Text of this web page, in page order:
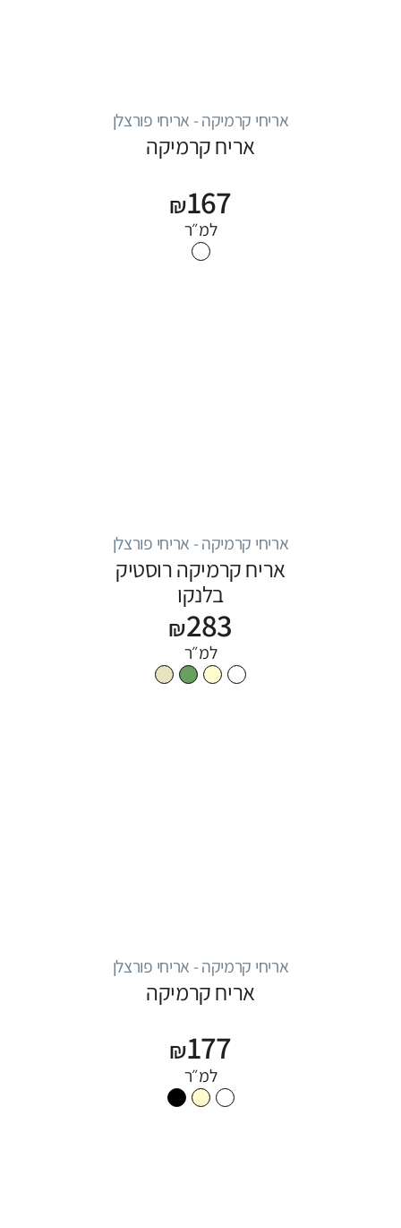
אריחי קרמיקה - אריחי פורצלן
אריח קרמיקה
₪167
למ״ר
אריחי קרמיקה - אריחי פורצלן
אריח קרמיקה רוסטיק
בלנקו
₪283
למ״ר
אריחי קרמיקה - אריחי פורצלן
אריח קרמיקה
₪177
למ״ר